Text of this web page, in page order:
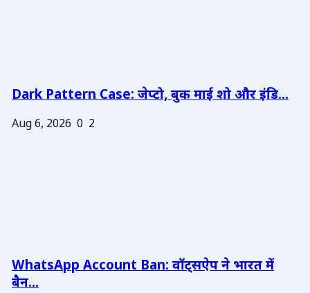
Dark Pattern Case: जेप्टो, बुक माई शो और इंडि...
Aug 6, 2026 0 2
WhatsApp Account Ban: वॉट्सऐप ने भारत में
बैन...